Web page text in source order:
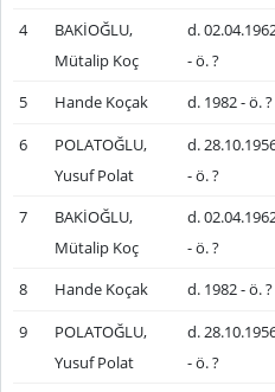
4
BAKİOĞLU,
Mütalip Koç
d.
- ö. ?
5 Hande Koçak d. 1982 - ö. ?
6
POLATOĞLU,
Yusuf Polat
d.
- ö. ?
7
BAKİOĞLU,
Mütalip Koç
d.
- ö. ?
8 Hande Koçak d. 1982 - ö. ?
9
POLATOĞLU,
Yusuf Polat
d.
- ö. ?